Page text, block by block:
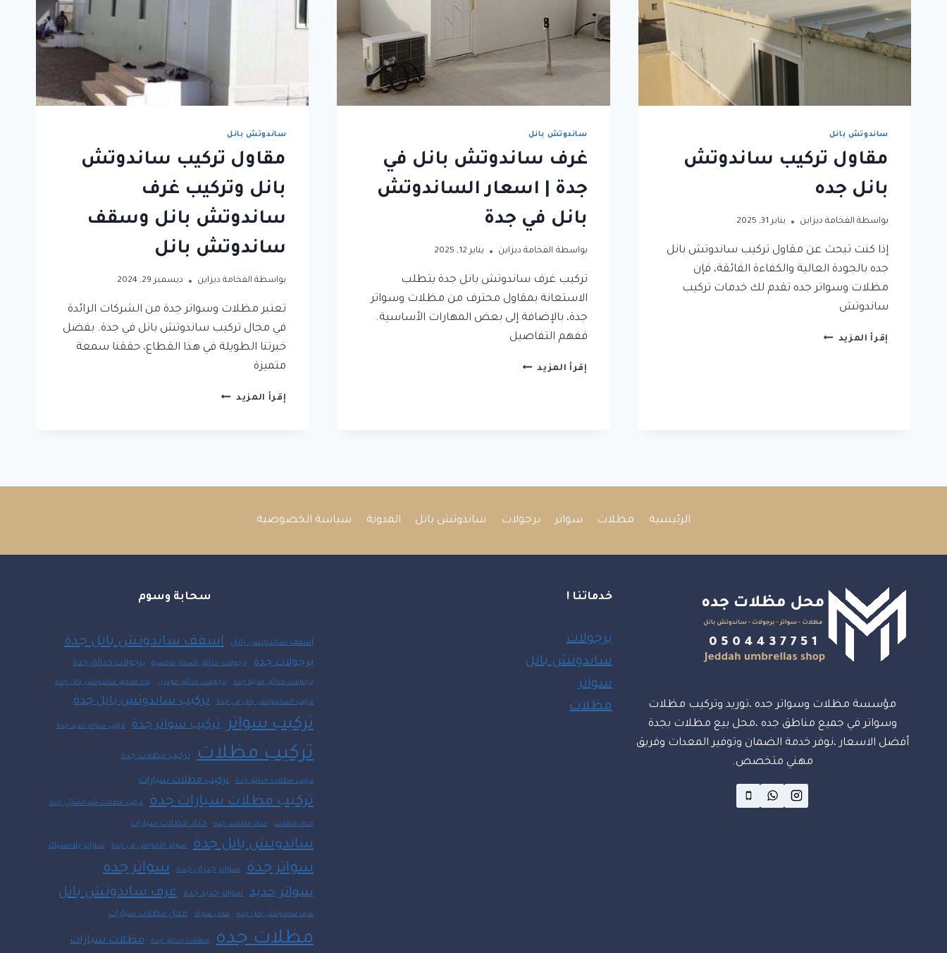
ساندوتش بانل
مقاول تركيب ساندوتش
بانل جده
بواسطة الفخامة ديزاين يناير 31, 2025
إذا كنت تبحث عن مقاول تركيب ساندوتش بانل
جده بالجودة العالية والكفاءة الفائقة، فإن
مظلات وسواتر جده تقدم لك خدمات تركيب
ساندوتش
إقرأ المزيد مقاول
ساندوتش بانل
غرف ساندوتش بانل في
جدة | اسعار الساندوتش
بانل في جدة
بواسطة الفخامة ديزاين يناير 12, 2025
تركيب غرف ساندوتش بانل جدة يتطلب
الاستعانة بمقاول محترف من مظلات وسواتر
جدة، بالإضافة إلى بعض المهارات الأساسية.
ففهم التفاصيل
إقرأ المزيد غرف
ساندوتش بانل
مقاول تركيب ساندوتش
بانل وتركيب غرف
ساندوتش بانل وسقف
ساندوتش بانل
بواسطة الفخامة ديزاين ديسمبر 29, 2024
تعتبر مظلات وسواتر جدة من الشركات الرائدة
في مجال تركيب ساندوتش بانل في جدة. بفضل
خبرتنا الطويلة في هذا القطاع، حققنا سمعة
متميزة
إقرأ المزيد مقاول
الرئيسية مظلات سواتر برجولات ساندوتش بانل المدونة سياسة الخصوصية
مؤسسة مظلات وسواتر جده ،توريد وتركيب مظلات
وسواتر في جميع مناطق جده ،محل بيع مظلات بجدة
أفضل الاسعار ،نوفر خدمة الضمان وتوفير المعدات وفريق
مهني متخصص.
خدماتنا !
برجولات
ساندوتش بانل
سواتر
مظلات
سحابة وسوم
أسقف ساندوتش بانل اسقف ساندوتش بانل جدة
برجولات جدة برجولات حدائق بأسعار تنافسية برجولات حدائق جدة
برجولات حدائق منزلية جدة برجولات حدائق مودرن بناء ملاحق ساندوتش بانل جدة
تركيب الساندوتش بانل في جدة تركيب ساندوتش بانل جدة
تركيب سواتر تركيب سواتر جدة تركيب سواتر حديد جدة
تركيب مظلات تركيب مظلات جده
تركيب مظلات حدائق جدة تركيب مظلات سيارات
تركيب مظلات سيارات جدة تركيب مظلات شد انشائي جدة
حداد مظلات حداد مظلات جده حداد مظلات سيارات
ساندوتش بانل جدة سواتر الأحواش في جدة سواتر بلاستيك
سواتر جدة سواتر جدران جدة سواتر جده
سواتر حديد سواتر حديد جدة غرف ساندوتش بانل
غرف ساندوتش بانل جدة محل سواتر محل مظلات سيارات
مظلات جده مظلات حدائق جدة مظلات سيارات